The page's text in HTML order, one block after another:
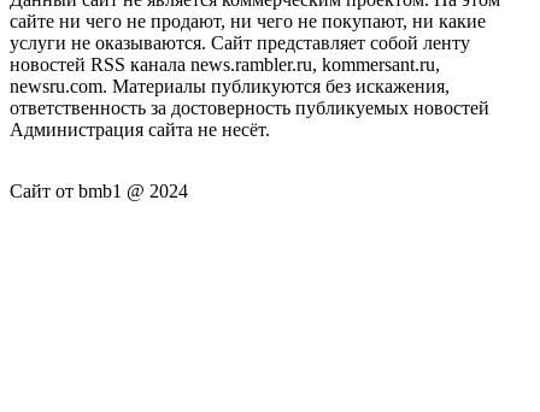
сайте ни чего не продают, ни чего не покупают, ни какие
услуги не оказываются. Сайт представляет собой ленту
новостей RSS канала news.rambler.ru, kommersant.ru,
newsru.com. Материалы публикуются без искажения,
ответственность за достоверность публикуемых новостей
Администрация сайта не несёт.
Сайт от bmb1 @ 2024